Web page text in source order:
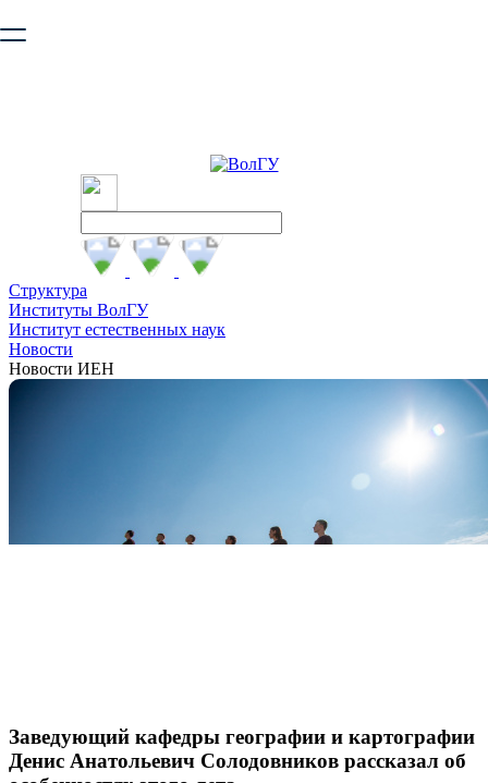
безопасную работу с сайтом. Пожалуйста
Структура
Институты ВолГУ
Институт естественных наук
Новости
Новости ИЕН
Заведующий кафедры географии и картографии
Денис Анатольевич Солодовников рассказал об